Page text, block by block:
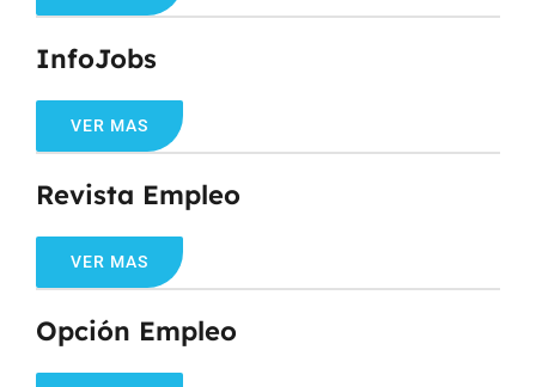
InfoJobs
VER MAS
Revista Empleo
VER MAS
Opción Empleo